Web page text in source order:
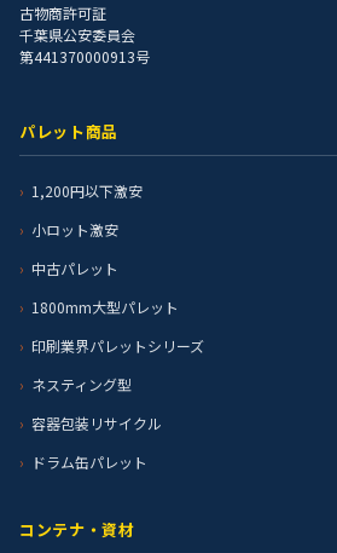
古物商許可証
千葉県公安委員会
第441370000913号
パレット商品
1,200円以下激安
小ロット激安
中古パレット
1800mm大型パレット
印刷業界パレットシリーズ
ネスティング型
容器包装リサイクル
ドラム缶パレット
コンテナ・資材